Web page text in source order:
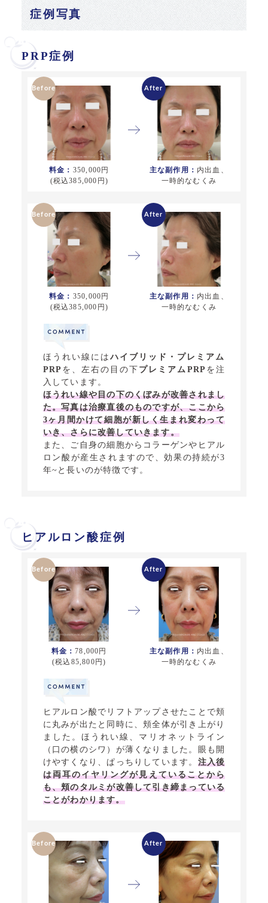
症例写真
PRP症例
料金： 350,000円
(税込385,000円)
主な副作用： 内出血、
一時的なむくみ
料金： 350,000円
(税込385,000円)
主な副作用： 内出血、
一時的なむくみ
ほうれい線にはハイブリッド・プレミアム
PRP を、左右の目の下 プレミアムPRP を注
入しています。
ほうれい線や目の下のくぼみが改善されまし
た。写真は治療直後のものですが、ここから
3ヶ月間かけて細胞が新しく生まれ変わって
いき、さらに改善していきます。
また、ご自身の細胞からコラーゲンやヒアル
ロン酸が産生されますので、効果の持続が3
年~と長いのが特徴です。
ヒアルロン酸症例
料金：78,000円
(税込85,800円)
主な副作用： 内出血、
一時的なむくみ
ヒアルロン酸でリフトアップさせたことで頬
に丸みが出たと同時に、頬全体が引き上がり
ました。ほうれい線、マリオネットライン
（口の横のシワ）が薄くなりました。眼も開
けやすくなり、ぱっちりしています。 注入後
は両耳のイヤリングが見えていることから
も、頬のタルミが改善して引き締まっている
ことがわかります。